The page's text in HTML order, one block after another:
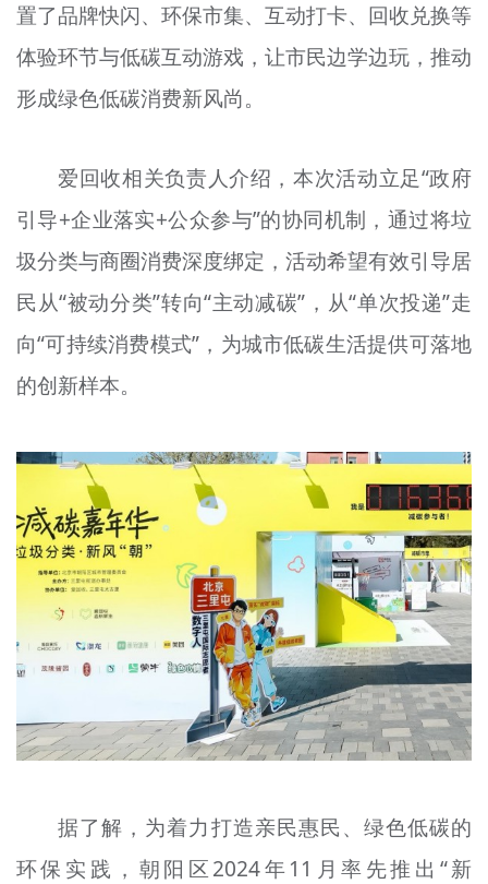
置了品牌快闪、环保市集、互动打卡、回收兑换等
体验环节与低碳互动游戏，让市民边学边玩，推动
形成绿色低碳消费新风尚。
爱回收相关负责人介绍，本次活动立足“政府
引导+企业落实+公众参与”的协同机制，通过将垃
圾分类与商圈消费深度绑定，活动希望有效引导居
民从“被动分类”转向“主动减碳”，从“单次投递”走
向“可持续消费模式”，为城市低碳生活提供可落地
的创新样本。
据了解，为着力打造亲民惠民、绿色低碳的
环保实践，朝阳区2024年11月率先推出“新